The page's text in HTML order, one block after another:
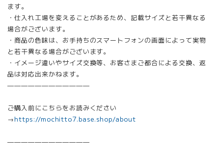
ます。
・仕入れ工場を変えることがあるため、記載サイズと若干異なる
場合がございます。
・商品の色味は、お手持ちのスマートフォンの画面によって実物
と若干異なる場合がございます。
・イメージ違いやサイズ交換等、お客さまご都合による交換、返
品は対応出来かねます。
————————————
ご購入前にこちらをお読みください
→https://mochitto7.base.shop/about
————————————